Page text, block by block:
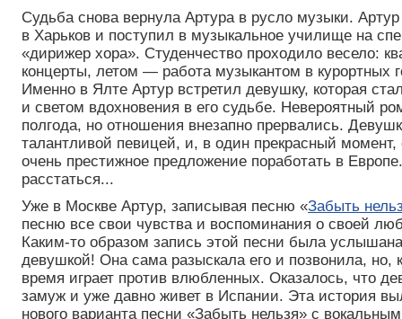
Судьба снова вернула Артура в русло музыки.
в Харьков и поступил в музыкальное училище на
«дирижер хора». Студенчество проходило весело:
концерты, летом — работа музыкантом в курортных
Именно в Ялте Артур встретил девушку, которая
и светом вдохновения в его судьбе. Невероятный
полгода, но отношения внезапно прервались.
талантливой певицей, и, в один прекрасный момент,
очень престижное предложение поработать в
расстаться...
Уже в Москве Артур, записывая песню «Забыть
песню все свои чувства и воспоминания о своей
Каким-то образом запись этой песни была
девушкой! Она сама разыскала его и позвонила, но,
время играет против влюбленных. Оказалось, что
замуж и уже давно живет в Испании. Эта история
нового варианта песни «Забыть нельзя» с